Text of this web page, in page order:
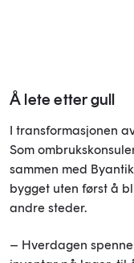
Å lete etter gull
I transformasjonen
Som
sammen med
bygget uten først å
andre steder.
– Hverdagen